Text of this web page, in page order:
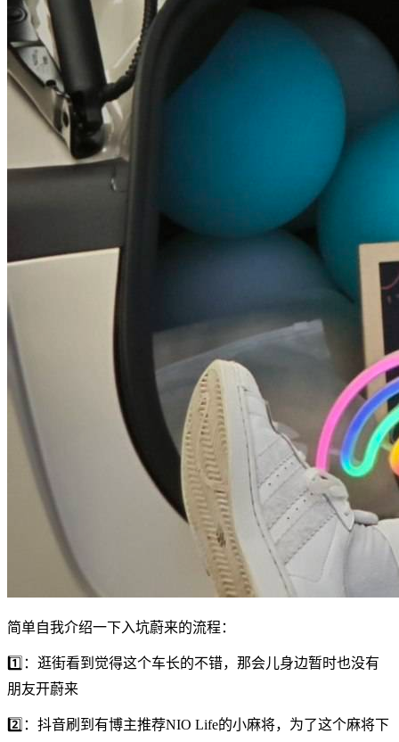
简单自我介绍一下入坑蔚来的流程：
1️⃣：逛街看到觉得这个车长的不错，那会儿身边暂时也没有
朋友开蔚来
2️⃣：抖音刷到有博主推荐NIO Life的小麻将，为了这个麻将下